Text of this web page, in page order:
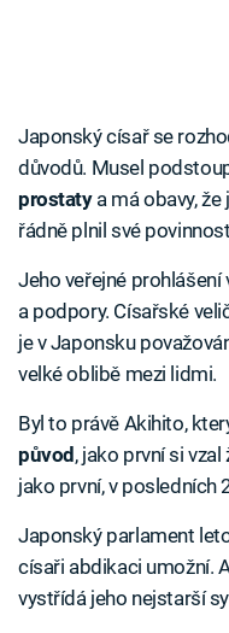
Japonský císař se
důvodů. Musel
prostatya má obavy,
řádně plnil své
Jeho veřejné
a podpory. Císařské
je v Japonsku
velké oblibě mezi lidmi.
Byl to právě Akihito,
původ , jako první si
jako první, v posledních
Japonský parlament
císaři abdikaci umožní.
vystřídá jeho nejstarší